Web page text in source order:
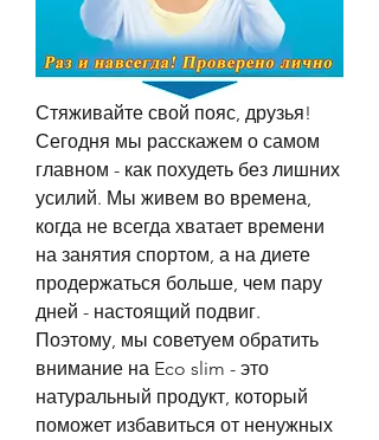
Стяживайте свой пояс, друзья!
Сегодня мы расскажем о самом
главном - как похудеть без лишних
усилий. Мы живем во времена,
когда не всегда хватает времени
на занятия спортом, а на диете
продержаться больше, чем пару
дней - настоящий подвиг.
Поэтому, мы советуем обратить
внимание на Eco slim - это
натуральный продукт, который
поможет избавиться от ненужных